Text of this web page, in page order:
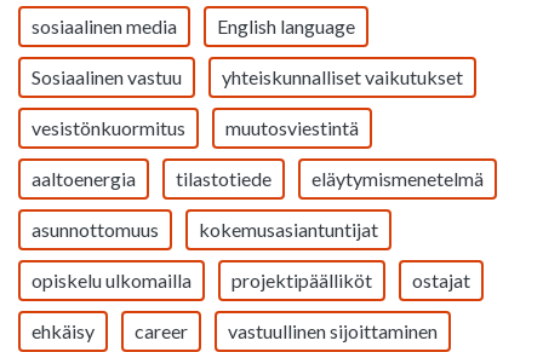
sosiaalinen media English language
Sosiaalinen vastuu yhteiskunnalliset vaikutukset
vesistönkuormitus muutosviestintä
aaltoenergia tilastotiede eläytymismenetelmä
asunnottomuus kokemusasiantuntijat
opiskelu ulkomailla projektipäälliköt ostajat
ehkäisy career vastuullinen sijoittaminen